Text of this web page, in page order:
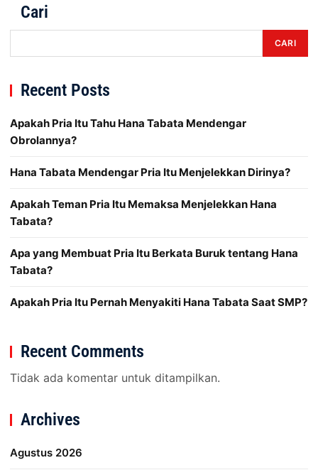
Cari
CARI
Recent Posts
Apakah Pria Itu Tahu Hana Tabata Mendengar
Obrolannya?
Hana Tabata Mendengar Pria Itu Menjelekkan Dirinya?
Apakah Teman Pria Itu Memaksa Menjelekkan Hana
Tabata?
Apa yang Membuat Pria Itu Berkata Buruk tentang Hana
Tabata?
Apakah Pria Itu Pernah Menyakiti Hana Tabata Saat SMP?
Recent Comments
Tidak ada komentar untuk ditampilkan.
Archives
Agustus 2026